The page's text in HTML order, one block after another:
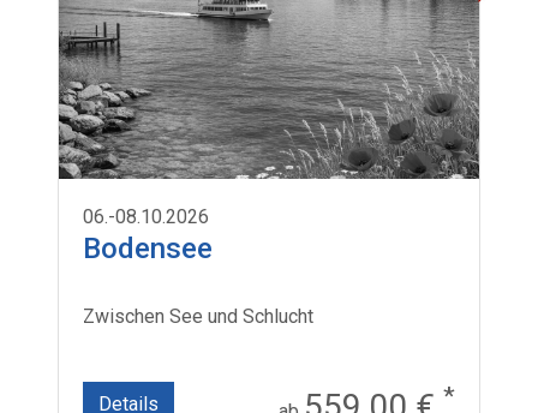
06.-08.10.2026
Bodensee
Zwischen See und Schlucht
Details *